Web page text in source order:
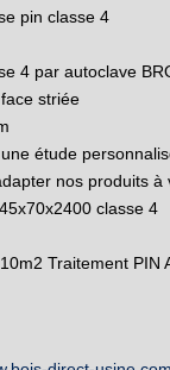
pin classe 4
4 par autoclave
striée
étude
nos produits à
classe 4
Traitement PIN